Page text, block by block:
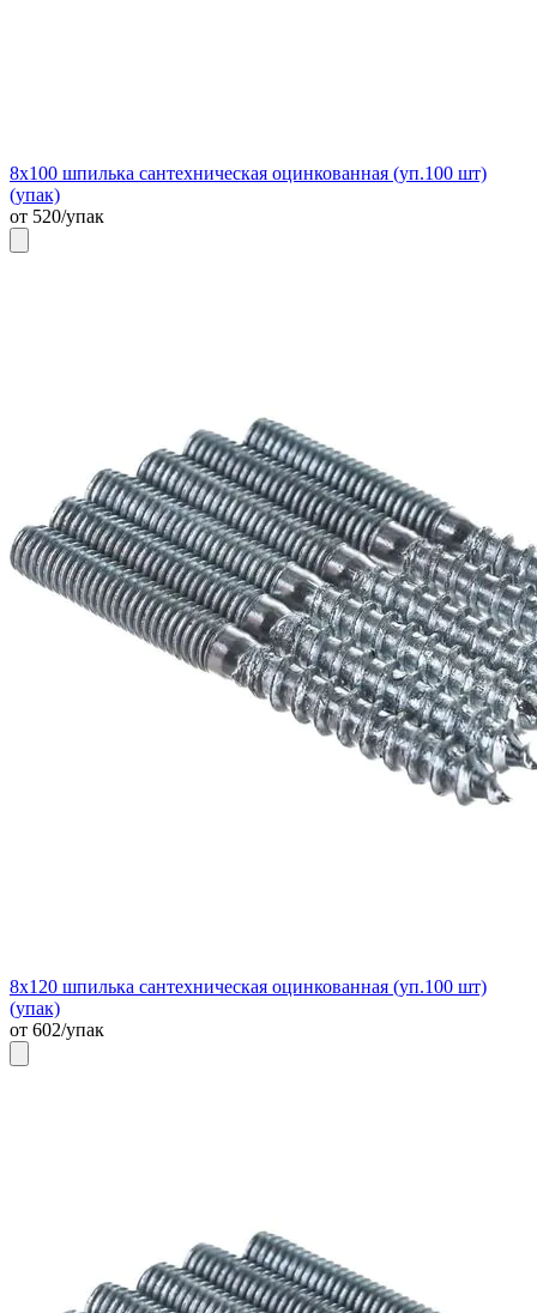
8х100 шпилька сантехническая оцинкованная (уп.100 шт)
(упак)
от 520/упак
8х120 шпилька сантехническая оцинкованная (уп.100 шт)
(упак)
от 602/упак